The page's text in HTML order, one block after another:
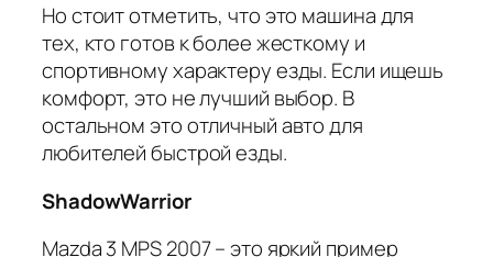
Но стоит отметить, что это машина для
тех, кто готов к более жесткому и
спортивному характеру езды. Если ищешь
комфорт, это не лучший выбор. В
остальном это отличный авто для
любителей быстрой езды.
ShadowWarrior
Mazda 3 MPS 2007 – это яркий пример